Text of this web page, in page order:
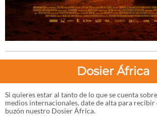
Dosier África
Si quieres estar al tanto de lo que se cuenta
medios internacionales, date de alta para recibir
buzón nuestro Dosier África.